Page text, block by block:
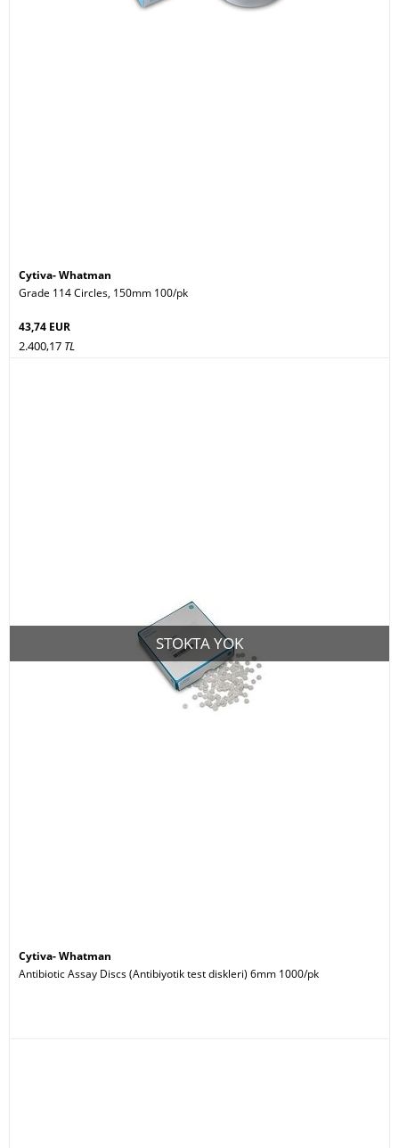
Cytiva- Whatman
Grade 114 Circles, 150mm 100/pk
43,74 EUR
2.400,17 TL
STOKTA YOK
Cytiva- Whatman
Antibiotic Assay Discs (Antibiyotik test diskleri) 6mm 1000/pk